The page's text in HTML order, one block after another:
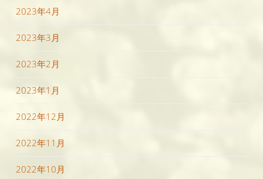
2023年4月
2023年3月
2023年2月
2023年1月
2022年12月
2022年11月
2022年10月